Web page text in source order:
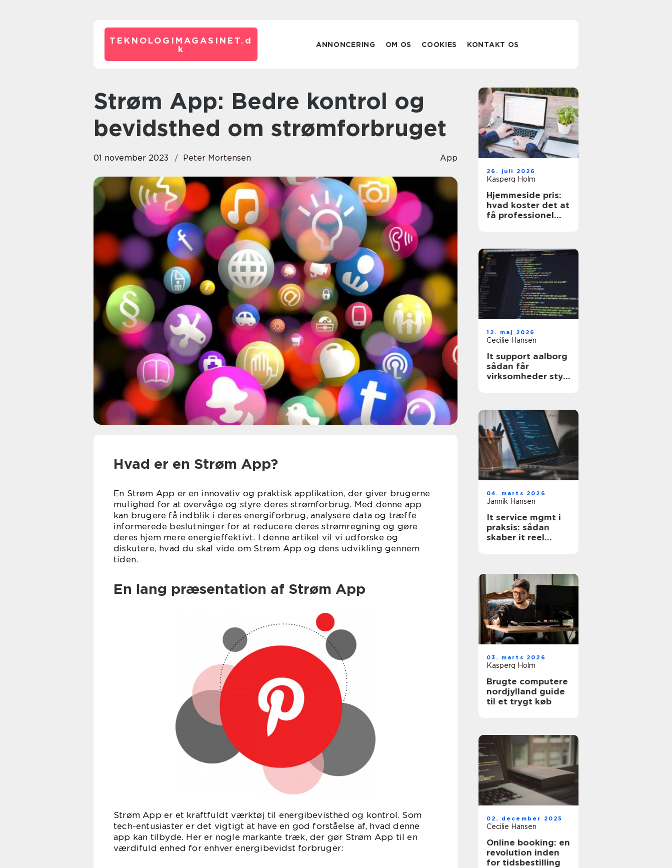
TEKNOLOGIMAGASINET. d
k
ANNONCERING OM OS COOKIES KONTAKT OS
Strøm App: Bedre kontrol og
bevidsthed om strømforbruget
01 november 2023 Peter Mortensen App
Hvad er en Strøm App?
En Strøm App er en innovativ og praktisk applikation, der giver brugerne
mulighed for at overvåge og styre deres strømforbrug. Med denne app
kan brugere få indblik i deres energiforbrug, analysere data og træffe
informerede beslutninger for at reducere deres strømregning og gøre
deres hjem mere energieffektivt. I denne artikel vil vi udforske og
diskutere, hvad du skal vide om Strøm App og dens udvikling gennem
tiden.
En lang præsentation af Strøm App
Strøm App er et kraftfuldt værktøj til energibevisthed og kontrol. Som
tech-entusiaster er det vigtigt at have en god forståelse af, hvad denne
app kan tilbyde. Her er nogle markante træk, der gør Strøm App til en
værdifuld enhed for enhver energibevidst forbruger:
26. juli 2026
Kasperq Holm
Hjemmeside pris:
hvad koster det at
få professionel
12. maj 2026
Cecilie Hansen
It support aalborg
sådan får
virksomheder styr
04. marts 2026
Jannik Hansen
It service mgmt i
praksis: sådan
skaber it reel
03. marts 2026
Kasperq Holm
Brugte computere
nordjylland guide
til et trygt køb
02. december 2025
Cecilie Hansen
Online booking: en
revolution inden
for tidsbestilling